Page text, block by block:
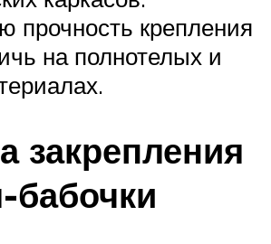
прочность крепления
на полнотелых и
закрепления